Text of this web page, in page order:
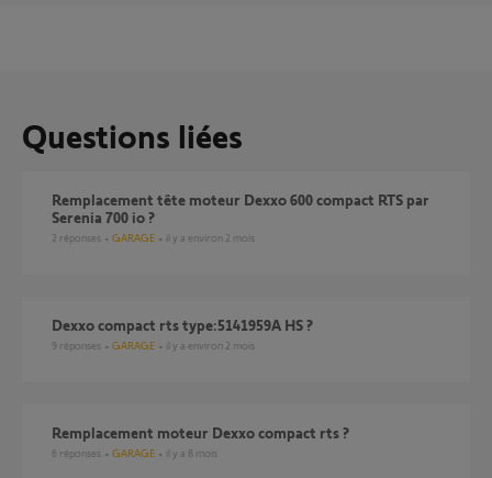
Questions liées
Remplacement tête moteur Dexxo 600 compact RTS par
Serenia 700 io ?
2 réponses GARAGE il y a environ 2 mois
Dexxo compact rts type:5141959A HS ?
9 réponses GARAGE il y a environ 2 mois
Remplacement moteur Dexxo compact rts ?
6 réponses GARAGE il y a 8 mois